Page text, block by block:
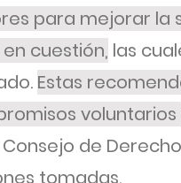
para mejorar la
cuestión, las
Estas
voluntarios
de
tomadas.